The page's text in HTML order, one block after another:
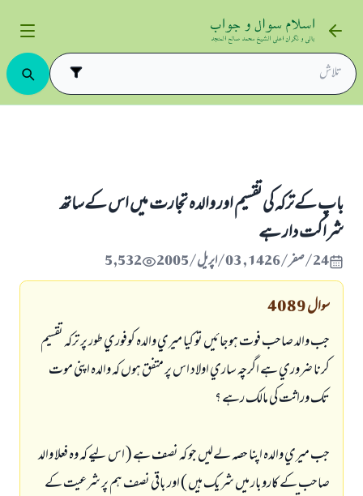
باپ كےتركہ كي تقسيم اور والدہ تجارت ميں اس كےساتھ
شراكت دار ہے
24/صفر/1426 , 03/اپریل/2005 5,532
سوال4089
جب والد صاحب فوت ہوجائيں تو كيا ميري والدہ كوفوري طور پر تركہ تقسيم
كرنا ضروري ہے اگرچہ ساري اولاد اس پر متفق ہوں كہ والدہ اپني موت
تك وراثت كي مالك رہے ؟
جب ميري والدہ اپنا حصہ لےليں جو كہ نصف ہے ( اس ليے كہ وہ فعلا والد
صاحب كے كاروبار ميں شريك ہيں ) اور باقي نصف ہم پر شرعيت كے